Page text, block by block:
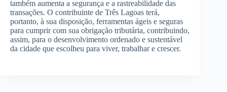
também aumenta a segurança e a rastreabilidade das
transações. O contribuinte de Três Lagoas terá,
portanto, à sua disposição, ferramentas ágeis e seguras
para cumprir com sua obrigação tributária, contribuindo,
assim, para o desenvolvimento ordenado e sustentável
da cidade que escolheu para viver, trabalhar e crescer.